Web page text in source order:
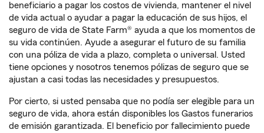
beneficiario a pagar los costos de vivienda, mantener el nivel
de vida actual o ayudar a pagar la educación de sus hijos, el
seguro de vida de State Farm® ayuda a que los momentos de
su vida continúen. Ayude a asegurar el futuro de su familia
con una póliza de vida a plazo, completa o universal. Usted
tiene opciones y nosotros tenemos pólizas de seguro que se
ajustan a casi todas las necesidades y presupuestos.
Por cierto, si usted pensaba que no podía ser elegible para un
seguro de vida, ahora están disponibles los Gastos funerarios
de emisión garantizada. El beneficio por fallecimiento puede